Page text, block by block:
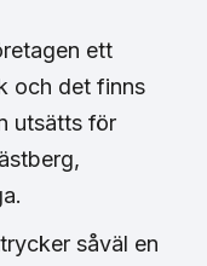
ett
och det finns
utsätts för
såväl en